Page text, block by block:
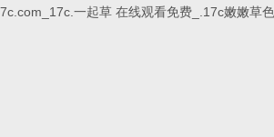
一起草 在线观看免费_.17c嫩嫩草